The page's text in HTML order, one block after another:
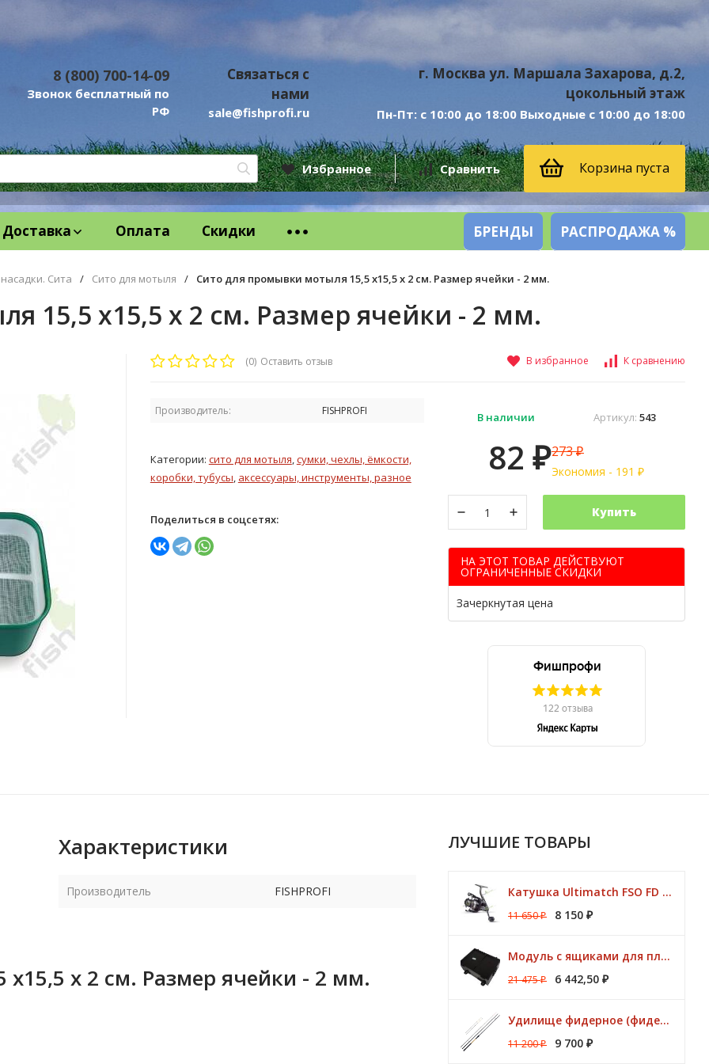
8 (800) 700-14-09
Звонок бесплатный по
РФ
Связаться с
нами
sale@fishprofi.ru
г. Москва ул. Маршала Захарова, д.2,
цокольный этаж
Пн-Пт: с 10:00 до 18:00 Выходные с 10:00 до 18:00
Избранное Сравнить Корзина пуста
Доставка Оплата Скидки БРЕНДЫ РАСПРОДАЖА %
Сита / Сито для мотыля / Сито для промывки мотыля 15,5 х15,5 х 2 см. Размер ячейки - 2 мм.
15,5 х15,5 х 2 см. Размер ячейки - 2 мм.
(0) Оставить отзыв В избранное К сравнению
Производитель: FISHPROFI
Категории: сито для мотыля,сумки, чехлы, ёмкости,
коробки, тубусы, аксессуары, инструменты, разное
Поделиться в соцсетях:
Артикул: 543
В наличии
82 ₽273₽
Экономия - 191 ₽
Купить
НА ЭТОТ ТОВАР ДЕЙСТВУЮТ
ОГРАНИЧЕННЫЕ СКИДКИ
Зачеркнутая цена
ЛУЧШИЕ ТОВАРЫ
Катушка Ultimatch FSO FD 835 8 подшипников 5,1:1 Browning
11 650₽ 8 150 ₽
Модуль с ящиками для платформ Preston ONBOX
21 475₽ 6 442,50 ₽
Удилище фидерное (фидер) ZEMEX (Земекс) IRON FLAT METHOD FEEDER 13" до 140,0 гр
11 200₽ 9 700 ₽
Характеристики
Производитель FISHPROFI
х 2 см. Размер ячейки - 2 мм.